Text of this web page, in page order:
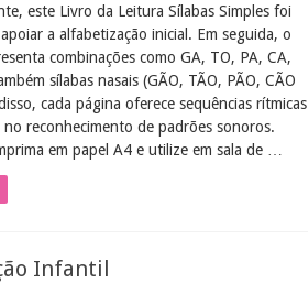
este Livro da Leitura Sílabas Simples foi
a alfabetização inicial. Em seguida, o
combinações como GA, TO, PA, CA,
sílabas nasais (GÃO, TÃO, PÃO, CÃO
cada página oferece sequências rítmicas
no reconhecimento de padrões sonoros.
em papel A4 e utilize em sala de …
Infantil